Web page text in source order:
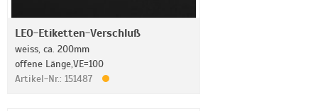
LEO-Etiketten-Verschluß
weiss, ca. 200mm
offene Länge,VE=100
Artikel-Nr.: 151487